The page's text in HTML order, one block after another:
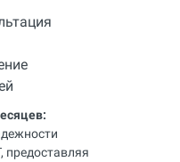
предоставляя